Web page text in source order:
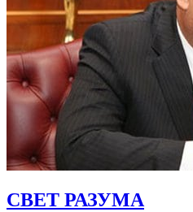
СВЕТ РАЗУМА